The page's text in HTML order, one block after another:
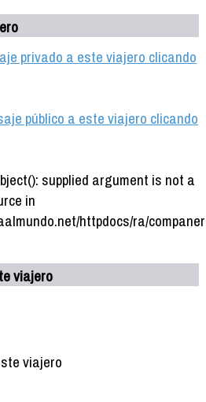
privado a este viajero clicando
público a este viajero clicando
supplied argument is not a
in
httpdocs/ra/
viajero
viajero